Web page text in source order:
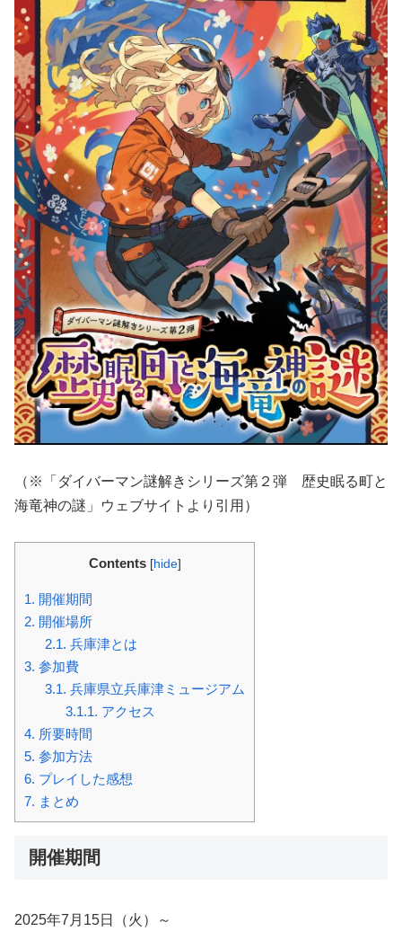
（※「ダイバーマン謎解きシリーズ第２弾 歴史眠る町と
海竜神の謎」ウェブサイトより引用）
Contents [hide]
1. 開催期間
2. 開催場所
2.1. 兵庫津とは
3. 参加費
3.1. 兵庫県立兵庫津ミュージアム
3.1.1. アクセス
4. 所要時間
5. 参加方法
6. プレイした感想
7. まとめ
開催期間
2025年7月15日（火）～